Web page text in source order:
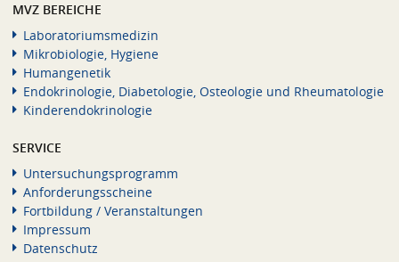
MVZ BEREICHE
Laboratoriumsmedizin
Mikrobiologie, Hygiene
Humangenetik
Endokrinologie, Diabetologie, Osteologie und Rheumatologie
Kinderendokrinologie
SERVICE
Untersuchungsprogramm
Anforderungsscheine
Fortbildung / Veranstaltungen
Impressum
Datenschutz